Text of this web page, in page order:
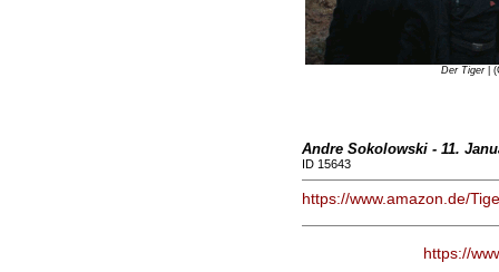
Der Tiger|
Andre Sokolowski - 11.
ID 15643
https://www.amazon.de/
https://